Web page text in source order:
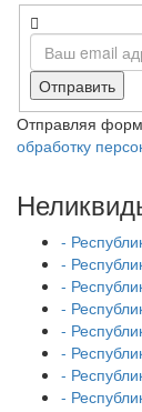
Отправить
Отправляя
обработку
-
-
-
-
-
-
-
-